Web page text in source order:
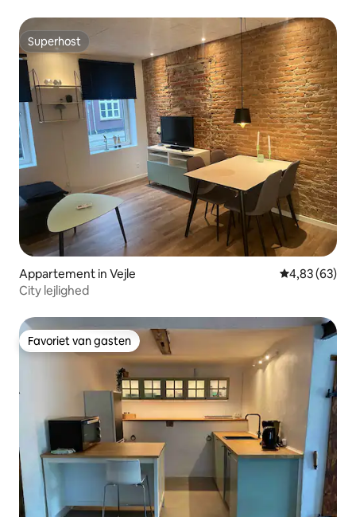
Superhost
Superhost
Appartement in Vejle Gemiddelde
4,83 (63)
City lejlighed
Favoriet van gasten
Favoriet van gasten